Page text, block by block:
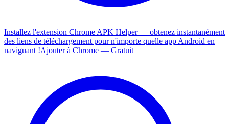
Installez l'extension Chrome APK Helper — obtenez instantanément
des liens de téléchargement pour n'importe quelle app Android en
naviguant !Ajouter à Chrome — Gratuit